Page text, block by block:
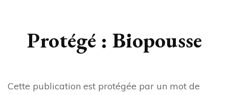
Protégé : Biopousse
Cette publication est protégée par un mot de